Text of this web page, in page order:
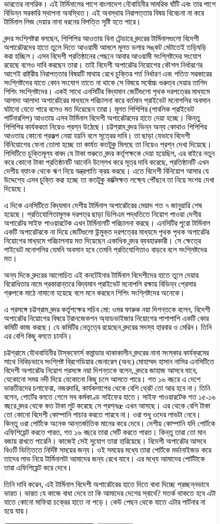
ভারতের নাগরিক। এই টার্মিনালের পাশে বাংলাদেশ নৌবাহিনীর সামরিক ঘাঁটি এবং তার পাশে
বিভিন্ন সরকারি স্থাপনা অবস্থিত। এই অবস্থায় নিরাপত্তার বিষয় বিবেচনা না করে
টার্মিনাল লিজ দেয়ার নানা ধরনের বিপত্তি সৃষ্টি হতে পারে।
বন্দর সংশ্লিষ্টরা বলছেন, পিপিপির আওতায় বিনা টেন্ডারে বন্দরের টার্মিনালগুলো বিদেশী
অপারেটরদের হাতে তুলে দিতে আওয়ামী আমলে মূলত ডলার সঙ্কট মেটাতেই তড়িঘড়ি
করা হচ্ছিল। এসব বিদেশী প্রতিষ্ঠানের পেছনে আবার আওয়ামী সংশ্লিষ্টদের সংযোগ
রয়েছে বলেও দাবি করছেন তারা। তাই বিদেশী অপারেটর নিয়োগের কৌশল নির্ধারণের
আগেই রাষ্ট্রীয় নিরাপত্তার বিষয়টি মাথায় রেখে চুক্তির শর্ত নির্ধারণ এবং পতিত সরকারের
সংশ্লিষ্টদের যাতে কোন সংযোগ তাতে না থাকে সে বিষয়ে সর্বোচ্চ গুরুত্ব দেয়ার তাগিদ
শিপিং সংশ্লিষ্টদের। একই সাথে এনসিটির বিদ্যমান জেটিগুলো পৃথক দরপত্রের মাধ্যমে
আলাদা আলাদা অপারেটরের মাধ্যমে পরিচালনা করে বর্তমান প্রাইভেট মনোপলির অবসান
ঘটানো যেতে পারে বলেও মত দিয়েছেন তারা। মূলত পিপিপির (পাবলিক প্রাইভেট
পার্টনারশিপ) আওতায় এসব টার্মিনাল বিদেশী অপারেটরদের হাতে দেয়া হচ্ছে। কিন্তু
পিপিপির কার্যকরতা নিয়েও প্রশ্ন উঠেছে। চট্টগ্রাম বন্দর ভিন্ন অন্য কোথাও পিপিপির
আওতায় কোনো প্রকল্প নেয়া হয়নি বলে সূত্রের দাবি। তা ছাড়া যেভাবে বিদেশী
বিনিয়োগের ফেনা তোলা হচ্ছে তা কার্যত কতটুকু মিলছে তা নিয়েও প্রশ্ন দেখা দিয়েছে।
পিসিটিতে চুক্তিমূল্য বাবদ যে টাকা শুরুতে বন্দর কর্তৃপক্ষকে দেয়া হয়েছিল, এর বাইরে নতুন
করে কোনো টাকা প্রতিষ্ঠানটি আনেনি উল্লেখ করে সূত্র দাবি করেছে, প্রতিষ্ঠানটি এখন
দেশীয় ব্যাংক থেকে ঋণ নিয়ে যন্ত্রপাতি ক্রয় করছে। এতে বিদেশী বিনিয়োগ আসার যে
উদ্দেশ্যে এসব চুক্তি করা হচ্ছে তা কতটুকু কাক্সিক্ষত লক্ষ্যে পৌঁছবে তা নিয়ে সংশয় দেখা
দিয়েছে।
এ দিকে এনসিটিতে বিদ্যমান দেশীয় টার্মিনাল অপারেটরের মেয়াদ গত ৭ জানুয়ারি শেষ
হয়েছে। প্রতিযোগিতামূলক দরপত্র ছাড়া ডিপিএম পদ্ধতিতে নিয়োগ পাওয়া দেশীয়
অপারেটর সাইফ পাওয়ারটেক এখন টার্মিনালটি পরিচালনা করছে। এনসিটির পুরো টার্মিনাল
একটি অপারেটরকে না দিয়ে জেটিগুলো উন্মুক্ত দরপত্রের মাধ্যমে পৃথক পৃথক অপারেটর
নিয়োগের মাধ্যমে পরিচালনায় মত দিয়েছেন একাধিক বন্দর ব্যবহারকারী। সে ক্ষেত্রে
পাইভেট মনোপলির যেমনি অবসান হবে তেমনি প্রতিযোগিতাও বাড়বে বলে সংশ্লিষ্টদের
মত।
অন্য দিকে বন্দরের আলোচিত এই কনটেইনার টার্মিনাল বিদেশীদের হাতে তুলে দেয়ার
বিরোধিতার নামে প্রকারান্তরে বিদ্যমান প্রাইভেট মনোপলি রক্ষায় বিভিন্ন প্রেসার
গ্রুপকে মাঠে নামানো হয়েছে বলে মনে করছেন শিপিং সংশ্লিষ্টদের অনেকে।
এ প্রসঙ্গে চট্টগ্রাম বন্দর কর্তৃপক্ষের সচিব মো: ওমর ফারুক নয়া দিগন্তকে বলেন, বিদেশী
অপারেটর নিয়োগের বিষয়ে ট্রানজেকশন অ্যাডভাইজার নিয়োগের পাশাপাশি একটি কোর
কমিটি কাজ করছে। যে কমিটির নেতৃত্বে রয়েছেন বন্দরের সদস্য হারবার ও মেরিন। তিনি
এর বেশি কিছু বলতে চাননি।
চট্টগ্রামে যৌথবাহিনীর টাস্কফোর্স কমান্ডার থাকাকালীন বন্দরের নানা সংস্কার কার্যক্রমের
সাথে নিবিড়ভাবে সংশ্লিষ্ট ব্রিগেডিয়ার জেনারেল (অব:) মোহাম্মদ হাসান নাসির এনসিটিতে
বিদেশী অপারেটর নিয়োগ প্রসঙ্গে নয়া দিগন্তকে বলেন, বন্দরে জাহাজ আসবে যাবে,
যেকোনো সময় নদী দিয়ে যেকোনো কিছু চলে আসতে পারে। গত ১৬ বছরে এ দেশে
ভারতীয়দের চলাফেরা, নজরদারি, কার্যকলাপের থেকে বেশি থ্রেট তো আর হবে না। তিনি
বলেন, পোর্টের বলতে গেলে সব কর্মকাণ্ড সাইফের হাতে। সাইফ পাওয়ারটেক গত ১৫-১৬
বছরে বন্দর থেকে কত টাকা লুট করেছে সে প্রশ্নœ এখন আসছে। এর থেকে বেশি টাকা
তো কোনো বিদেশী কোম্পানি পাচার করতে পারবে না। ওরা শুধু ওদের লাভটা নেবে।
কিন্তু ওরা পোর্টকে অনেক আন্তর্জাতিক মানের করে দেবে। দেশীয় কোম্পানি যদি পোর্টকে
এফিশিয়েন্ট করতে পারত, গত ১৬ বছরে তারা সেটি করতে পারত। কিন্তু তারা তো মান
বজায় রাখতে পারেনি। কাজেই সেই সুযোগ তারা হারিয়েছে। বিদেশী অপারেটর আসবে
বিওটি ভিত্তিতে নির্দিষ্ট সময়ের জন্য। ওই সময়ের মধ্যে তারা পোর্টকে মর্ডানাইজড করে
তাদের লাভ নিয়ে টার্মিনালটা আমাদের জন্য রেখে যাবে। এর মধ্যে আমাদের পোর্টটাকে
তারা এফিশিয়েন্ট করে দেবে।
তিনি দাবি করেন, এই টার্মিনাল বিদেশী অপারেটরের হাতে দিতে বাধা দিচ্ছে প্রচ্ছন্নভাবে
ভারত। ভারত যে কাজে বাধা দেবে তা কি আমাদের দেশের স্বার্থে? সতর্ক থাকতে হবে এটা
যাতে কোনো মাফিয়া চক্রের হাতে না পড়ে। কেউ পেছন থেকে যাতে এটার পার্টনার না
হয়ে যায়।